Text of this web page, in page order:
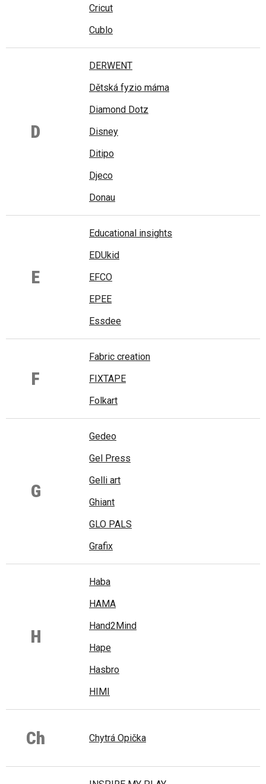
Cricut
Cublo
D
DERWENT
Dětská fyzio máma
Diamond Dotz
Disney
Ditipo
Djeco
Donau
E
Educational insights
EDUkid
EFCO
EPEE
Essdee
F
Fabric creation
FIXTAPE
Folkart
G
Gedeo
Gel Press
Gelli art
Ghiant
GLO PALS
Grafix
H
Haba
HAMA
Hand2Mind
Hape
Hasbro
HIMI
Ch Chytrá Opička